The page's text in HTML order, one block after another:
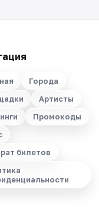
Города
Артисты
Промокоды
билетов